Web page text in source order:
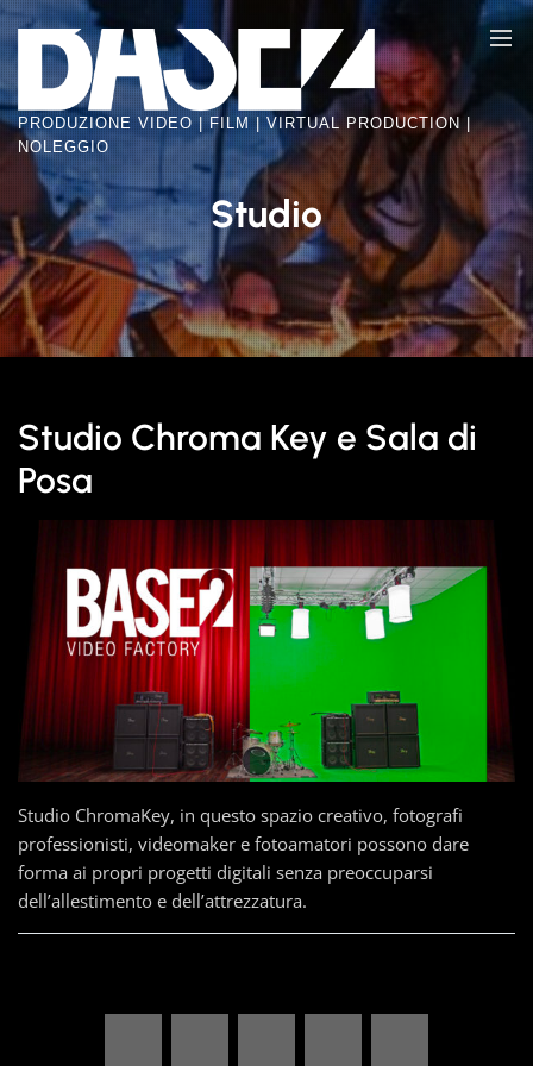
Skip
to
the
content
BASE2
VIDEO
FACTORY
PRODUZIONE VIDEO | FILM | VIRTUAL PRODUCTION |
NOLEGGIO
Studio
Studio Chroma Key e Sala di
Posa
Studio ChromaKey, in questo spazio creativo, fotografi
professionisti, videomaker e fotoamatori possono dare
forma ai propri progetti digitali senza preoccuparsi
dell’allestimento e dell’attrezzatura.